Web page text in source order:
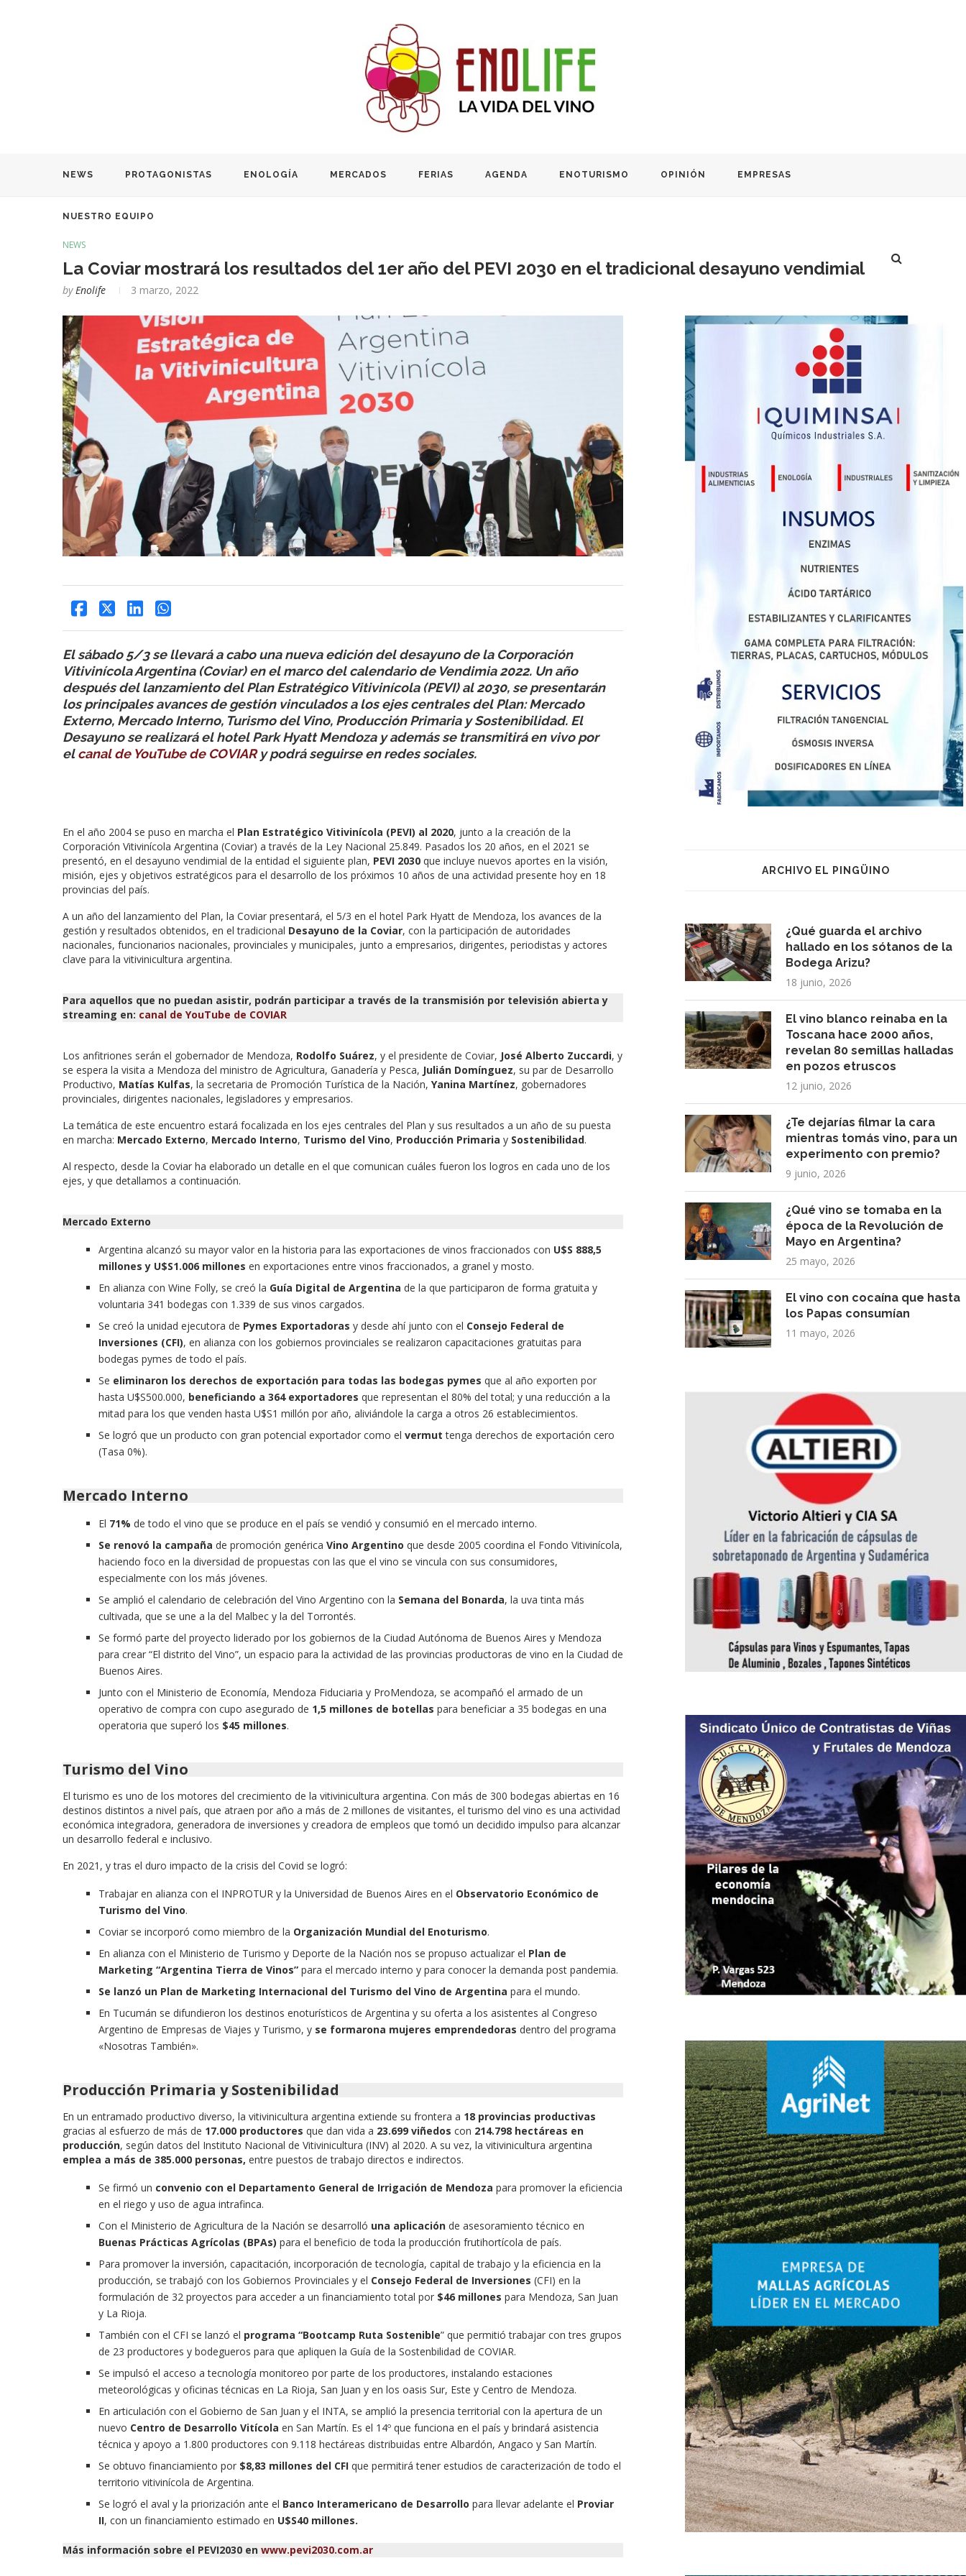
NEWS PROTAGONISTAS ENOLOGÍA MERCADOS FERIAS AGENDA ENOTURISMO OPINIÓN EMPRESAS
NUESTRO EQUIPO
NEWS
La Coviar mostrará los resultados del 1er año del PEVI 2030 en el tradicional desayuno vendimial
by Enolife 3 marzo, 2022
El sábado 5/3 se llevará a cabo una nueva edición del desayuno de la Corporación
Vitivinícola Argentina (Coviar) en el marco del calendario de Vendimia 2022. Un año
después del lanzamiento del Plan Estratégico Vitivinícola (PEVI) al 2030, se presentarán
los principales avances de gestión vinculados a los ejes centrales del Plan: Mercado
Externo, Mercado Interno, Turismo del Vino, Producción Primaria y Sostenibilidad. El
Desayuno se realizará el hotel Park Hyatt Mendoza y además se transmitirá en vivo por
elcanal de YouTube de COVIARy podrá seguirse en redes sociales.
En el año 2004 se puso en marcha el Plan Estratégico Vitivinícola (PEVI) al 2020, junto a la creación de la
Corporación Vitivinícola Argentina (Coviar) a través de la Ley Nacional 25.849. Pasados los 20 años, en el 2021 se
presentó, en el desayuno vendimial de la entidad el siguiente plan, PEVI 2030 que incluye nuevos aportes en la visión,
misión, ejes y objetivos estratégicos para el desarrollo de los próximos 10 años de una actividad presente hoy en 18
provincias del país.
A un año del lanzamiento del Plan, la Coviar presentará, el 5/3 en el hotel Park Hyatt de Mendoza, los avances de la
gestión y resultados obtenidos, en el tradicional Desayuno de la Coviar, con la participación de autoridades
nacionales, funcionarios nacionales, provinciales y municipales, junto a empresarios, dirigentes, periodistas y actores
clave para la vitivinicultura argentina.
Para aquellos que no puedan asistir, podrán participar a través de la transmisión por televisión abierta y
streaming en: canal de YouTube de COVIAR
Los anfitriones serán el gobernador de Mendoza, Rodolfo Suárez, y el presidente de Coviar, José Alberto Zuccardi, y
se espera la visita a Mendoza del ministro de Agricultura, Ganadería y Pesca, Julián Domínguez, su par de Desarrollo
Productivo, Matías Kulfas, la secretaria de Promoción Turística de la Nación, Yanina Martínez, gobernadores
provinciales, dirigentes nacionales, legisladores y empresarios.
La temática de este encuentro estará focalizada en los ejes centrales del Plan y sus resultados a un año de su puesta
en marcha: Mercado Externo, Mercado Interno, Turismo del Vino, Producción Primaria y Sostenibilidad.
Al respecto, desde la Coviar ha elaborado un detalle en el que comunican cuáles fueron los logros en cada uno de los
ejes, y que detallamos a continuación.
Mercado Externo
Argentina alcanzó su mayor valor en la historia para las exportaciones de vinos fraccionados con U$S 888,5
millones y U$S1.006 millones en exportaciones entre vinos fraccionados, a granel y mosto.
En alianza con Wine Folly, se creó la Guía Digital de Argentina de la que participaron de forma gratuita y
voluntaria 341 bodegas con 1.339 de sus vinos cargados.
Se creó la unidad ejecutora de Pymes Exportadoras y desde ahí junto con el Consejo Federal de
Inversiones (CFI), en alianza con los gobiernos provinciales se realizaron capacitaciones gratuitas para
bodegas pymes de todo el país.
Se eliminaron los derechos de exportación para todas las bodegas pymes que al año exporten por
hasta U$S500.000, beneficiando a 364 exportadores que representan el 80% del total; y una reducción a la
mitad para los que venden hasta U$S1 millón por año, aliviándole la carga a otros 26 establecimientos.
Se logró que un producto con gran potencial exportador como el vermut tenga derechos de exportación cero
(Tasa 0%).
Mercado Interno
El 71% de todo el vino que se produce en el país se vendió y consumió en el mercado interno.
Se renovó la campaña de promoción genérica Vino Argentino que desde 2005 coordina el Fondo Vitivinícola,
haciendo foco en la diversidad de propuestas con las que el vino se vincula con sus consumidores,
especialmente con los más jóvenes.
Se amplió el calendario de celebración del Vino Argentino con la Semana del Bonarda, la uva tinta más
cultivada, que se une a la del Malbec y la del Torrontés.
Se formó parte del proyecto liderado por los gobiernos de la Ciudad Autónoma de Buenos Aires y Mendoza
para crear “El distrito del Vino”, un espacio para la actividad de las provincias productoras de vino en la Ciudad de
Buenos Aires.
Junto con el Ministerio de Economía, Mendoza Fiduciaria y ProMendoza, se acompañó el armado de un
operativo de compra con cupo asegurado de 1,5 millones de botellas para beneficiar a 35 bodegas en una
operatoria que superó los $45 millones.
Turismo del Vino
El turismo es uno de los motores del crecimiento de la vitivinicultura argentina. Con más de 300 bodegas abiertas en 16
destinos distintos a nivel país, que atraen por año a más de 2 millones de visitantes, el turismo del vino es una actividad
económica integradora, generadora de inversiones y creadora de empleos que tomó un decidido impulso para alcanzar
un desarrollo federal e inclusivo.
En 2021, y tras el duro impacto de la crisis del Covid se logró:
Trabajar en alianza con el INPROTUR y la Universidad de Buenos Aires en el Observatorio Económico de
Turismo del Vino.
Coviar se incorporó como miembro de la Organización Mundial del Enoturismo.
En alianza con el Ministerio de Turismo y Deporte de la Nación nos se propuso actualizar el Plan de
Marketing “Argentina Tierra de Vinos” para el mercado interno y para conocer la demanda post pandemia.
Se lanzó un Plan de Marketing Internacional del Turismo del Vino de Argentina para el mundo.
En Tucumán se difundieron los destinos enoturísticos de Argentina y su oferta a los asistentes al Congreso
Argentino de Empresas de Viajes y Turismo, y se formarona mujeres emprendedoras dentro del programa
«Nosotras También».
Producción Primaria y Sostenibilidad
En un entramado productivo diverso, la vitivinicultura argentina extiende su frontera a 18 provincias productivas
gracias al esfuerzo de más de 17.000 productores que dan vida a 23.699 viñedos con 214.798 hectáreas en
producción, según datos del Instituto Nacional de Vitivinicultura (INV) al 2020. A su vez, la vitivinicultura argentina
emplea a más de 385.000 personas, entre puestos de trabajo directos e indirectos.
Se firmó un convenio con el Departamento General de Irrigación de Mendoza para promover la eficiencia
en el riego y uso de agua intrafinca.
Con el Ministerio de Agricultura de la Nación se desarrolló una aplicación de asesoramiento técnico en
Buenas Prácticas Agrícolas (BPAs) para el beneficio de toda la producción frutihortícola de país.
Para promover la inversión, capacitación, incorporación de tecnología, capital de trabajo y la eficiencia en la
producción, se trabajó con los Gobiernos Provinciales y el Consejo Federal de Inversiones (CFI) en la
formulación de 32 proyectos para acceder a un financiamiento total por $46 millones para Mendoza, San Juan
y La Rioja.
También con el CFI se lanzó el programa “Bootcamp Ruta Sostenible” que permitió trabajar con tres grupos
de 23 productores y bodegueros para que apliquen la Guía de la Sostenbilidad de COVIAR.
Se impulsó el acceso a tecnología monitoreo por parte de los productores, instalando estaciones
meteorológicas y oficinas técnicas en La Rioja, San Juan y en los oasis Sur, Este y Centro de Mendoza.
En articulación con el Gobierno de San Juan y el INTA, se amplió la presencia territorial con la apertura de un
nuevo Centro de Desarrollo Vitícola en San Martín. Es el 14º que funciona en el país y brindará asistencia
técnica y apoyo a 1.800 productores con 9.118 hectáreas distribuidas entre Albardón, Angaco y San Martín.
Se obtuvo financiamiento por $8,83 millones del CFI que permitirá tener estudios de caracterización de todo el
territorio vitivinícola de Argentina.
Se logró el aval y la priorización ante el Banco Interamericano de Desarrollo para llevar adelante el Proviar
II, con un financiamiento estimado en U$S40 millones.
Más información sobre el PEVI2030 en www.pevi2030.com.ar
ARCHIVO EL PINGÜINO
¿Qué guarda el archivo
hallado en los sótanos de la
Bodega Arizu?
18 junio, 2026
El vino blanco reinaba en la
Toscana hace 2000 años,
revelan 80 semillas halladas
en pozos etruscos
12 junio, 2026
¿Te dejarías filmar la cara
mientras tomás vino, para un
experimento con premio?
9 junio, 2026
¿Qué vino se tomaba en la
época de la Revolución de
Mayo en Argentina?
25 mayo, 2026
El vino con cocaína que hasta
los Papas consumían
11 mayo, 2026